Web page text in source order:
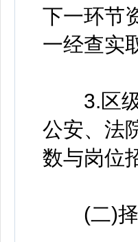
下一环节
一经查实
3.区级
公安、法
数与岗位
(二)择